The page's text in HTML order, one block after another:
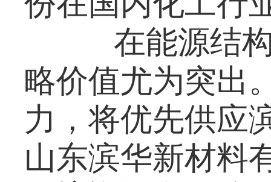
在能源结
略价值尤为突出
力，将优先供应
山东滨华新材料